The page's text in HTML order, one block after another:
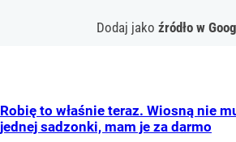
Dodaj jako źródło w
Robię to właśnie teraz. Wiosną nie
jednej sadzonki, mam je za darmo